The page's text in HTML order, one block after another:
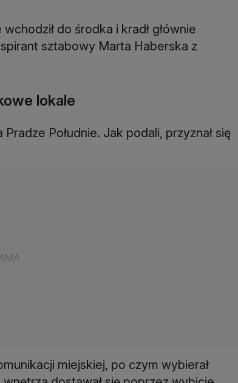
do środka i kradł głównie
sztabowy Marta Haberska z
lokale
Południe. Jak podali, przyznał się
miejskiej, po czym wybierał